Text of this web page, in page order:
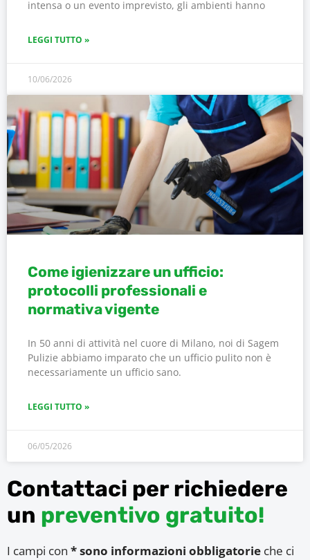
intensa o un evento imprevisto, gli ambienti hanno
LEGGI TUTTO »
10/06/2026
Come igienizzare un ufficio:
protocolli professionali e
normativa vigente
In 50 anni di attività nel cuore di Milano, noi di Sagem
Pulizie abbiamo imparato che un ufficio pulito non è
necessariamente un ufficio sano.
LEGGI TUTTO »
06/05/2026
Contattaci per richiedere
un preventivo gratuito!
I campi con * sono informazioni obbligatorie che ci